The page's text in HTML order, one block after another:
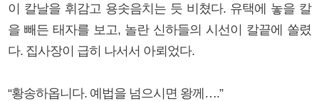
이 칼날을 휘감고 용솟음치는 듯 비쳤다. 유택에 놓을 칼
을 빼든 태자를 보고, 놀란 신하들의 시선이 칼끝에 쏠렸
다. 집사장이 급히 나서서 아뢰었다.
“황송하옵니다. 예법을 넘으시면 왕께….”